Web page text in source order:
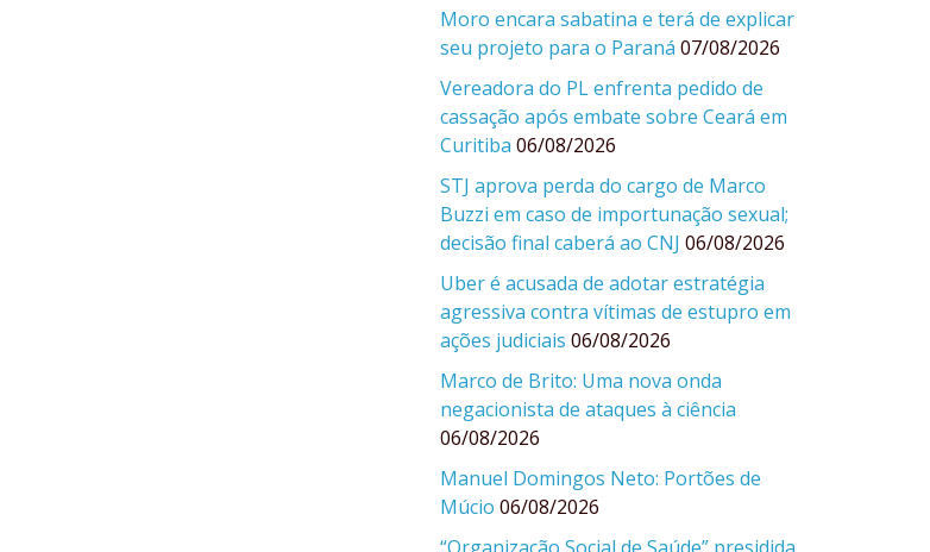
Moro encara sabatina e terá de explicar
seu projeto para o Paraná 07/08/2026
Vereadora do PL enfrenta pedido de
cassação após embate sobre Ceará em
Curitiba 06/08/2026
STJ aprova perda do cargo de Marco
Buzzi em caso de importunação sexual;
decisão final caberá ao CNJ 06/08/2026
Uber é acusada de adotar estratégia
agressiva contra vítimas de estupro em
ações judiciais 06/08/2026
Marco de Brito: Uma nova onda
negacionista de ataques à ciência
06/08/2026
Manuel Domingos Neto: Portões de
Múcio 06/08/2026